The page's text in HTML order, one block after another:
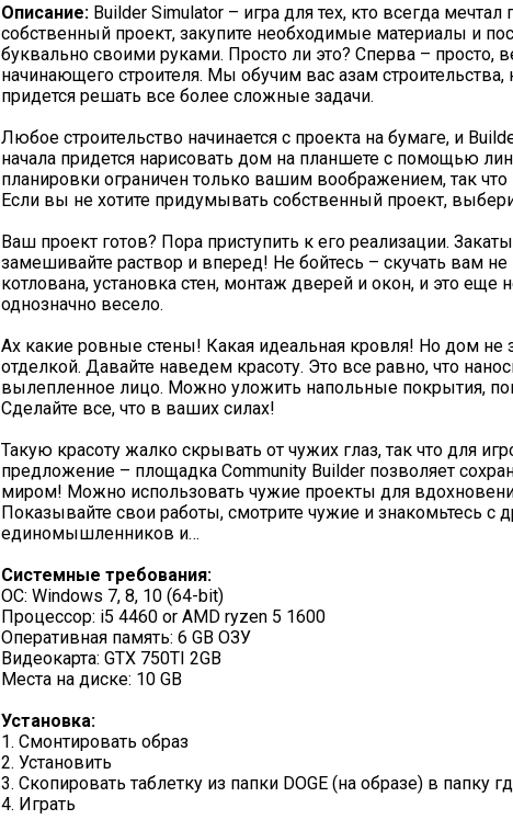
Описание: Builder Simulator – игра для тех, кто всегда мечтал
собственный проект, закупите необходимые материалы и
буквально своими руками. Просто ли это? Сперва – просто,
начинающего строителя. Мы обучим вас азам
придется решать все более сложные задачи.
Любое строительство начинается с проекта на бумаге, и
начала придется нарисовать дом на планшете с помощью
планировки ограничен только вашим воображением, так
Если вы не хотите придумывать собственный проект,
Ваш проект готов? Пора приступить к его реализации.
замешивайте раствор и вперед! Не бойтесь – скучать вам
котлована, установка стен, монтаж дверей и окон, и это еще
однозначно весело.
Ах какие ровные стены! Какая идеальная кровля! Но дом не
отделкой. Давайте наведем красоту. Это все равно, что
вылепленное лицо. Можно уложить напольные покрытия,
Сделайте все, что в ваших силах!
Такую красоту жалко скрывать от чужих глаз, так что для
предложение – площадка Community Builder позволяет
миром! Можно использовать чужие проекты для
Показывайте свои работы, смотрите чужие и знакомьтесь с
единомышленников и…
Системные требования:
ОС: Windows 7, 8, 10 (64-bit)
Процессор: i5 4460 or AMD ryzen 5 1600
Оперативная память: 6 GB ОЗУ
Видеокарта: GTX 750TI 2GB
Места на диске: 10 GB
Установка:
1. Смонтировать образ
2. Установить
3. Скопировать таблетку из папки DOGE (на образе) в папку
4. Играть